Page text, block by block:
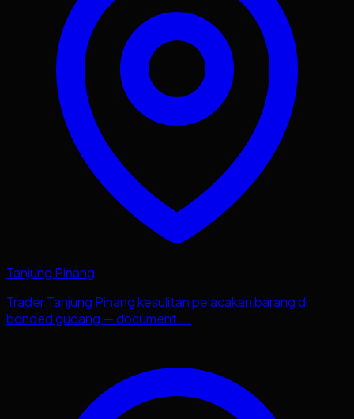
Tanjung Pinang
Trader Tanjung Pinang kesulitan pelacakan barang di
bonded gudang — document ...